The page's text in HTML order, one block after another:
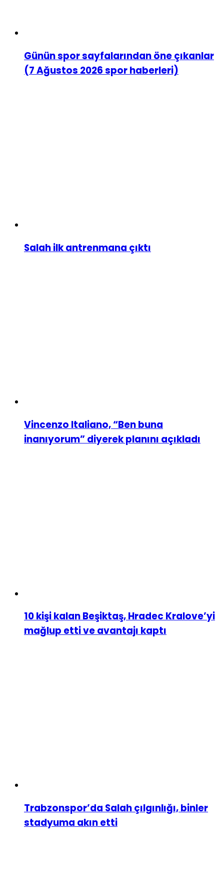
Günün spor sayfalarından öne çıkanlar
(7 Ağustos 2026 spor haberleri)
Salah ilk antrenmana çıktı
Vincenzo Italiano, “Ben buna
inanıyorum” diyerek planını açıkladı
10 kişi kalan Beşiktaş, Hradec Kralove’yi
mağlup etti ve avantajı kaptı
Trabzonspor’da Salah çılgınlığı, binler
stadyuma akın etti